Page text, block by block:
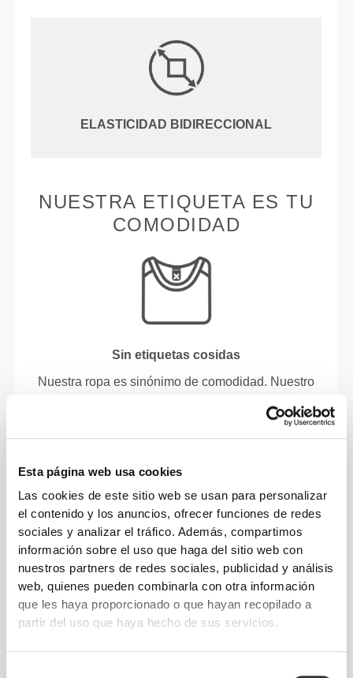
Esta página web usa cookies
Las cookies de este sitio web se usan para personalizar
el contenido y los anuncios, ofrecer funciones de redes
sociales y analizar el tráfico. Además, compartimos
información sobre el uso que haga del sitio web con
nuestros partners de redes sociales, publicidad y análisis
web, quienes pueden combinarla con otra información
que les haya proporcionado o que hayan recopilado a
partir del uso que haya hecho de sus servicios.
ELASTICIDAD BIDIRECCIONAL
NUESTRA ETIQUETA ES TU
COMODIDAD
Sin etiquetas cosidas
Nuestra ropa es sinónimo de comodidad. Nuestro
costuras! Confeccionada sin etiquetas cosidas para
aumentar la comodidad y evitar irritación de la piel.
CONSEJOS DE TALLA
Esta prenda
Corte ajustado